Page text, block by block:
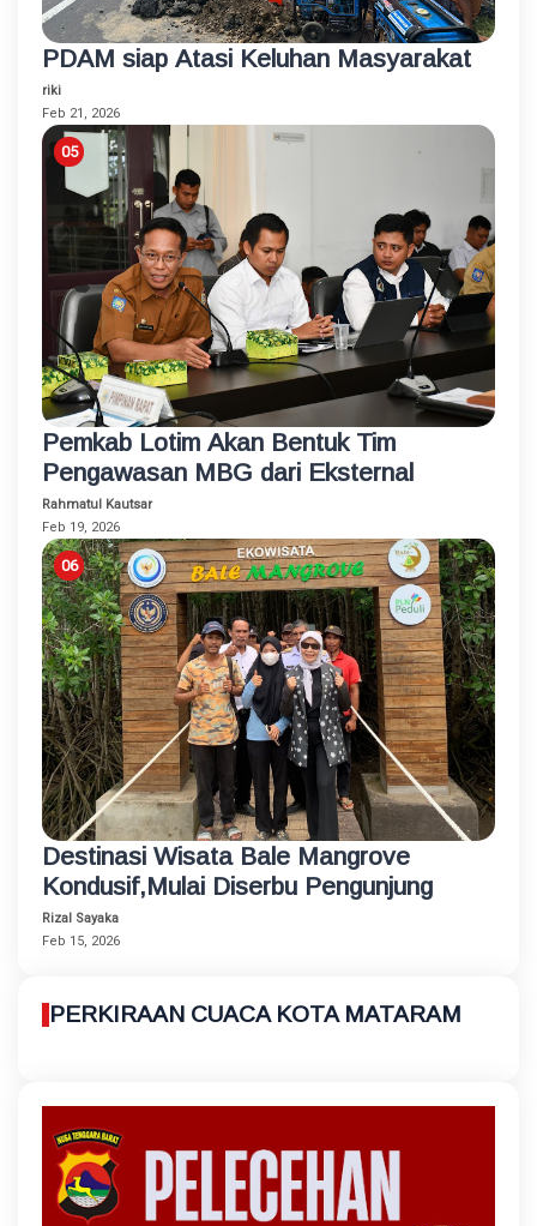
PDAM siap Atasi Keluhan Masyarakat
riki
Feb 21, 2026
Pemkab Lotim Akan Bentuk Tim
Pengawasan MBG dari Eksternal
Rahmatul Kautsar
Feb 19, 2026
Destinasi Wisata Bale Mangrove
Kondusif,Mulai Diserbu Pengunjung
Rizal Sayaka
Feb 15, 2026
PERKIRAAN CUACA KOTA MATARAM